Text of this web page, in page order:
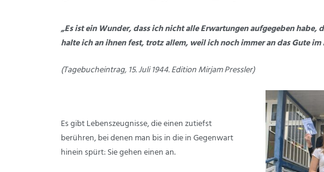
„Es ist ein Wunder, dass ich nicht alle Erwartungen aufgegeben
halte ich an ihnen fest, trotz allem, weil ich noch immer an das Gute
(Tagebucheintrag, 15. Juli 1944. Edition Mirjam Pressler)
Es gibt Lebenszeugnisse, die einen zutiefst
berühren, bei denen man bis in die in Gegenwart
hinein spürt: Sie gehen einen an.